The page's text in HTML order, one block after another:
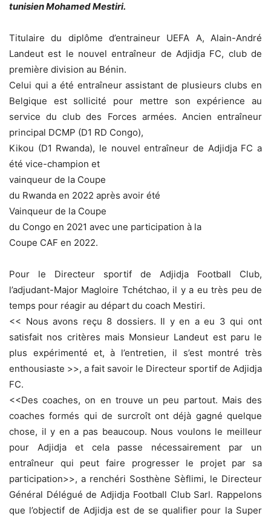
tunisien Mohamed Mestiri.
Titulaire du diplôme d’entraineur UEFA A, Alain-André
Landeut est le nouvel entraîneur de Adjidja FC, club de
première division au Bénin.
Celui qui a été entraîneur assistant de plusieurs clubs en
Belgique est sollicité pour mettre son expérience au
service du club des Forces armées. Ancien entraîneur
principal DCMP (D1 RD Congo),
Kikou (D1 Rwanda), le nouvel entraîneur de Adjidja FC a
été vice-champion et
vainqueur de la Coupe
du Rwanda en 2022 après avoir été
Vainqueur de la Coupe
du Congo en 2021 avec une participation à la
Coupe CAF en 2022.
Pour le Directeur sportif de Adjidja Football Club,
l’adjudant-Major Magloire Tchétchao, il y a eu très peu de
temps pour réagir au départ du coach Mestiri.
<< Nous avons reçu 8 dossiers. Il y en a eu 3 qui ont
satisfait nos critères mais Monsieur Landeut est paru le
plus expérimenté et, à l’entretien, il s’est montré très
enthousiaste >>, a fait savoir le Directeur sportif de Adjidja
FC.
<<Des coaches, on en trouve un peu partout. Mais des
coaches formés qui de surcroît ont déjà gagné quelque
chose, il y en a pas beaucoup. Nous voulons le meilleur
pour Adjidja et cela passe nécessairement par un
entraîneur qui peut faire progresser le projet par sa
participation>>, a renchéri Sosthène Sèflimi, le Directeur
Général Délégué de Adjidja Football Club Sarl. Rappelons
que l’objectif de Adjidja est de se qualifier pour la Super